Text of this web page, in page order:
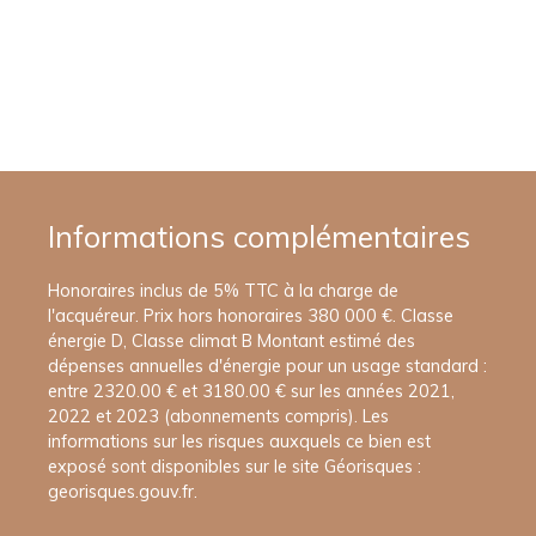
Informations complémentaires
Honoraires inclus de 5% TTC à la charge de
l'acquéreur. Prix hors honoraires 380 000 €. Classe
énergie D, Classe climat B Montant estimé des
dépenses annuelles d'énergie pour un usage standard :
entre 2320.00 € et 3180.00 € sur les années 2021,
2022 et 2023 (abonnements compris). Les
informations sur les risques auxquels ce bien est
exposé sont disponibles sur le site Géorisques :
georisques.gouv.fr.